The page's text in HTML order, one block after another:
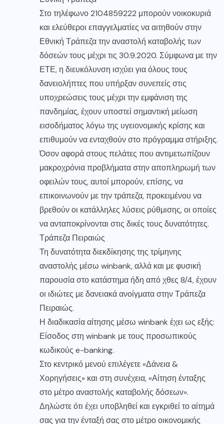
Στο τηλέφωνο 2104859222 μπορούν νοικοκυριά
και ελεύθεροι επαγγελματίες να αιτηθούν στην
Εθνική Τράπεζα την αναστολή καταβολής των
δόσεών τους μέχρι τις 30.9.2020. Σύμφωνα με την
ΕΤΕ, η διευκόλυνση ισχύει για όλους τους
δανειολήπτες που υπήρξαν συνεπείς στις
υποχρεώσεις τους μέχρι την εμφάνιση της
πανδημίας, έχουν υποστεί σημαντική μείωση
εισοδήματος λόγω της υγειονομικής κρίσης και
επιθυμούν να ενταχθούν στο πρόγραμμα στήριξης.
Όσον αφορά στους πελάτες που αντιμετωπίζουν
μακροχρόνια προβλήματα στην αποπληρωμή των
οφειλών τους, αυτοί μπορούν, επίσης, να
επικοινωνούν με την τράπεζα, προκειμένου να
βρεθούν οι κατάλληλες λύσεις ρύθμισης, οι οποίες
να ανταποκρίνονται στις δικές τους δυνατότητες.
Τράπεζα Πειραιώς
Τη δυνατότητα διεκδίκησης της τρίμηνης
αναστολής μέσω winbank, αλλά και με φυσική
παρουσία στο κατάστημα ήδη από χθες 8/4, έχουν
οι ιδιώτες με δανειακά ανοίγματα στην Τράπεζα
Πειραιώς.
Η διαδικασία αίτησης μέσω winbank έχει ως εξής:
Είσοδος στη winbank με τους προσωπικούς
κωδικούς e-banking.
Στο κεντρικό μενού επιλέγετε «Δάνεια &
Χορηγήσεις» και στη συνέχεια, «Αίτηση ένταξης
στο μέτρο αναστολής καταβολής δόσεων».
Δηλώστε ότι έχει υποβληθεί και εγκριθεί το αίτημά
σας για την ένταξή σας στο μέτρο οικονομικής